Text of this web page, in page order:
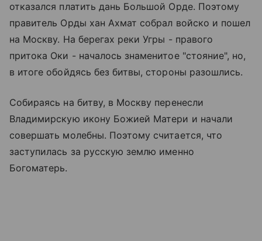
отказался платить дань Большой Орде. Поэтому
правитель Орды хан Ахмат собрал войско и пошел
на Москву. На берегах реки Угры - правого
притока Оки - началось знаменитое "стояние", но,
в итоге обойдясь без битвы, стороны разошлись.
Собираясь на битву, в Москву перенесли
Владимирскую икону Божией Матери и начали
совершать молебны. Поэтому считается, что
заступилась за русскую землю именно
Богоматерь.